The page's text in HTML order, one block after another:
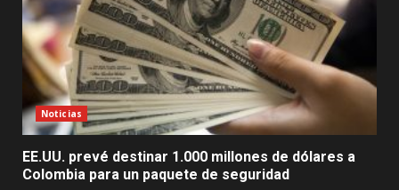
Noticias
EE.UU. prevé destinar 1.000 millones de dólares a
Colombia para un paquete de seguridad